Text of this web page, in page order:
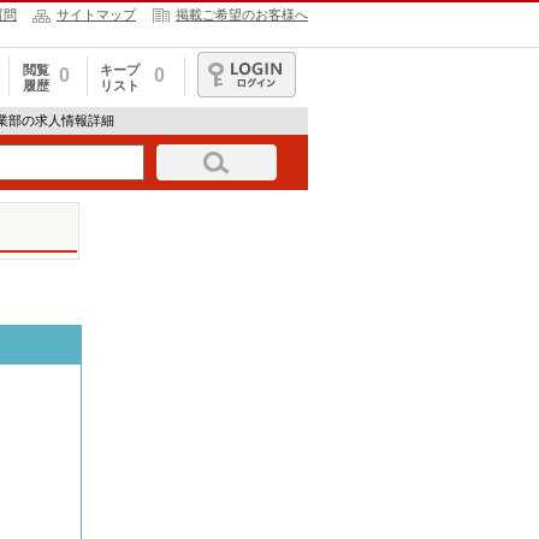
問 サイトマップ 掲載ご希望のお客様へ
閲覧
履歴
0
キープ
リスト
0
ログイン
部の求人情報詳細